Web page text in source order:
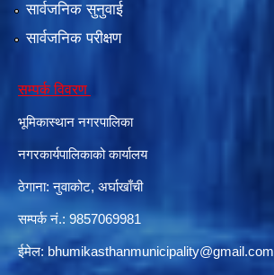
सार्वजनिक सुनुवाई
सार्वजनिक परीक्षण
सम्पर्क विवरण
भूमिकास्थान नगरपालिका
नगरकार्यपालिकाको कार्यालय
ठेगाना: नुवाकोट, अर्घाखाँची
सम्पर्क नं.: 9857069981
ईमेल: bhumikasthanmunicipality@gmail.com